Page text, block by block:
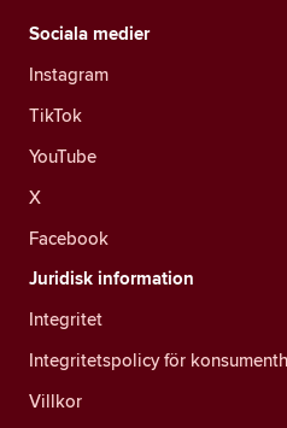
Sociala medier
Instagram
TikTok
YouTube
X
Facebook
Juridisk information
Integritet
Integritetspolicy för
Villkor